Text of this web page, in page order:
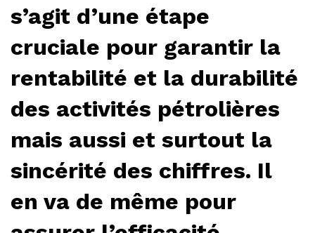
s’agit d’une étape
cruciale pour garantir la
rentabilité et la durabilité
des activités pétrolières
mais aussi et surtout la
sincérité des chiffres. Il
en va de même pour